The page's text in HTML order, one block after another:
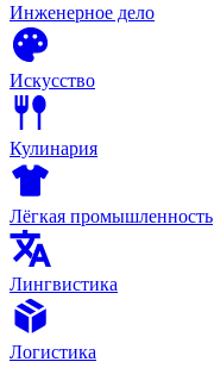
Инженерное дело
Искусство
Кулинария
Лёгкая промышленность
Лингвистика
Логистика